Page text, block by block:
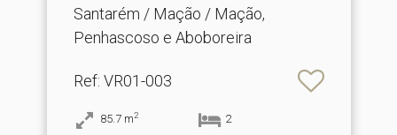
Santarém / Mação / Mação,
Penhascoso e Aboboreira
Ref: VR01-003
85.7 m2 2